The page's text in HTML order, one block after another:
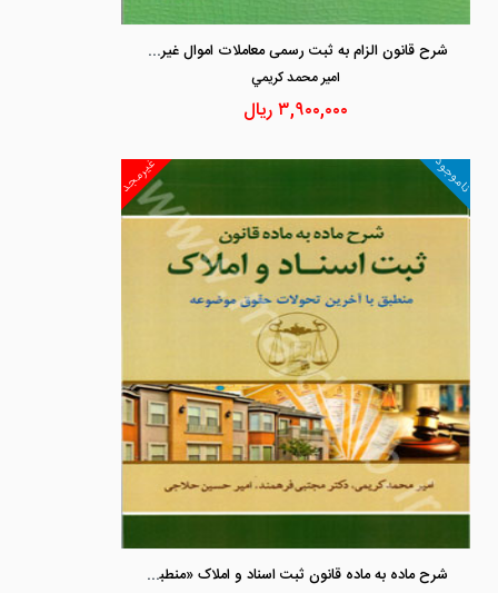
شرح قانون الزام به ثبت رسمی معاملات اموال غیر منقول در نظم حقوقی کنونی
امير محمد كريمي
۳,۹۰۰,۰۰۰ریال
غیرمجد ناموجود
شرح ماده به ماده قانون ثبت اسناد و املاک «منطبق بت آخرین تحولات حقوق موضوعه»